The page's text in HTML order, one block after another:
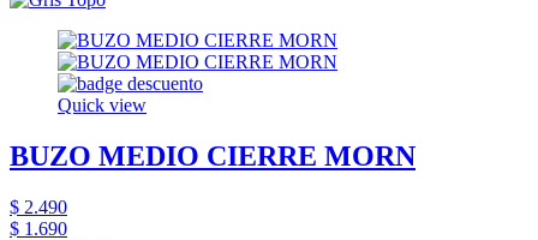
Quick view
BUZO MEDIO CIERRE MORN
$ 2.490
$ 1.690